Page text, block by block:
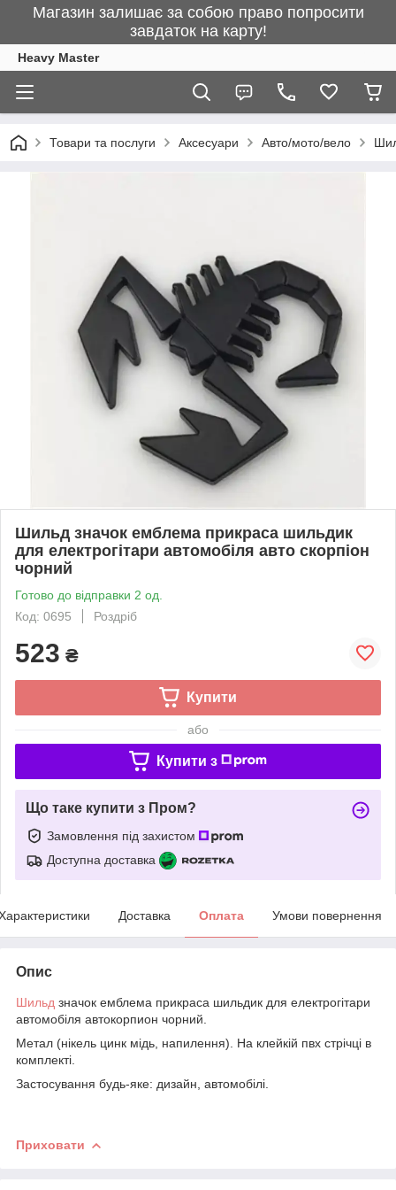
Магазин залишає за собою право попросити
завдаток на карту!
Heavy Master
Товари та послуги Аксесуари Авто/мото/вело
Шильд значок емблема прикраса шильдик
для електрогітари автомобіля авто скорпіон
чорний
Готово до відправки 2 од.
Код: 0695
Роздріб
523 ₴
Купити
або
Купити з
Що таке купити з Пром?
Замовлення під захистом
Доступна доставка
Доставка Оплата Умови повернення
Опис
Шильд значок емблема прикраса шильдик для електрогітари
автомобіля автокорпион чорний.
Метал (нікель цинк мідь, напилення). На клейкій пвх стрічці в
комплекті.
Застосування будь-яке: дизайн, автомобілі.
Приховати